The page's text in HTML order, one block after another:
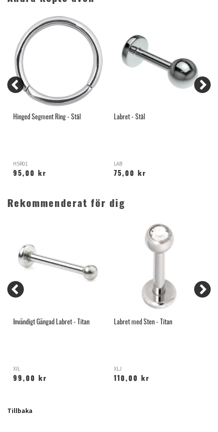
Hinged Segment Ring - Stål
HSR01
95,00 kr
Labret - Stål
LAB
75,00 kr
Rekommenderat för dig
Invändigt Gängad Labret - Titan
XIL
99,00 kr
Labret med Sten - Titan
XLJ
110,00 kr
Tillbaka